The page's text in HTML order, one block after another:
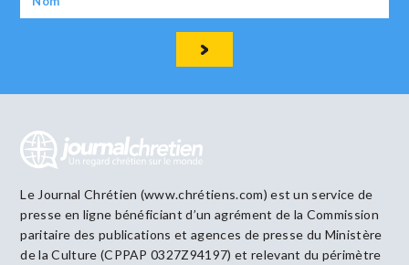
Le Journal Chrétien (www.chrétiens.com) est un service de
presse en ligne bénéficiant d’un agrément de la Commission
paritaire des publications et agences de presse du Ministère
de la Culture (CPPAP 0327Z94197) et relevant du périmètre